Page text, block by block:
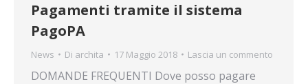
Pagamenti tramite il sistema
PagoPA
News Di archita 17 Maggio 2018 Lascia un commento
DOMANDE FREQUENTI Dove posso pagare